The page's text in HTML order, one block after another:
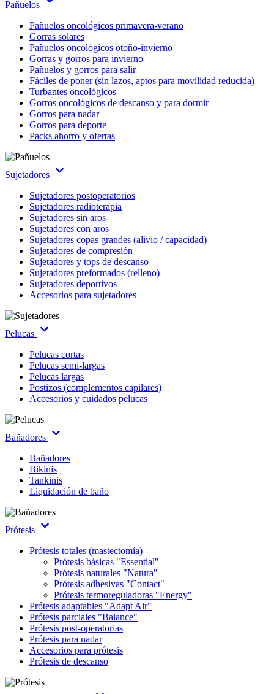
Pañuelos
Pañuelos oncológicos primavera-verano
Gorras solares
Pañuelos oncológicos otoño-invierno
Gorras y gorros para invierno
Pañuelos y gorros para salir
Fáciles de poner (sin lazos, aptos para movilidad reducida)
Turbantes oncológicos
Gorros oncológicos de descanso y para dormir
Gorros para nadar
Gorros para deporte
Packs ahorro y ofertas
Sujetadores
Sujetadores postoperatorios
Sujetadores radioterapia
Sujetadores sin aros
Sujetadores con aros
Sujetadores copas grandes (alivio / capacidad)
Sujetadores de compresión
Sujetadores y tops de descanso
Sujetadores preformados (relleno)
Sujetadores deportivos
Accesorios para sujetadores
Pelucas
Pelucas cortas
Pelucas semi-largas
Pelucas largas
Postizos (complementos capilares)
Accesorios y cuidados pelucas
Bañadores
Bañadores
Bikinis
Tankinis
Liquidación de baño
Prótesis
Prótesis totales (mastectomía)
Prótesis básicas "Essential"
Prótesis naturales "Natura"
Prótesis adhesivas "Contact"
Prótesis termoreguladoras "Energy"
Prótesis adaptables "Adapt Air"
Prótesis parciales "Balance"
Prótesis post-operatorias
Prótesis para nadar
Accesorios para prótesis
Prótesis de descanso